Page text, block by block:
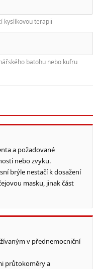
kyslíkovou terapii
batohu nebo kufru
a požadované
nebo zvyku.
brýle nestačí k dosažení
masku, jinak část
v přednemocniční
průtokoměry a